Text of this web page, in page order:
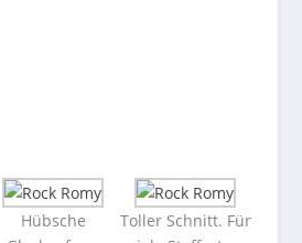
Hübsche
Toller Schnitt. Für